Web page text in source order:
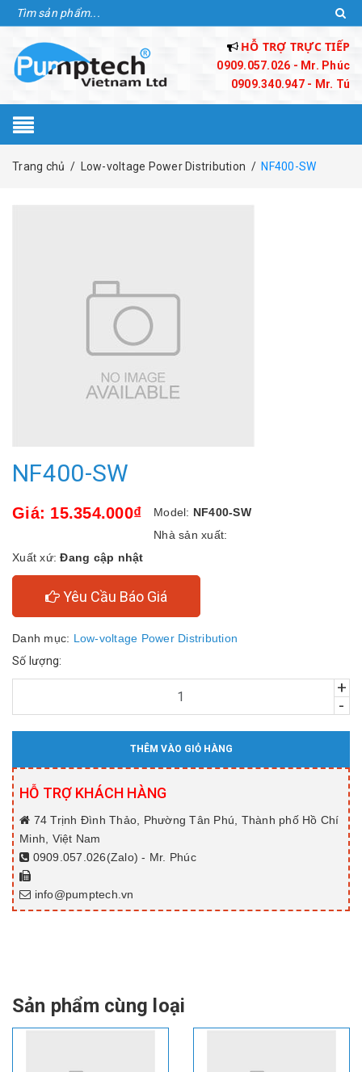
HỖ TRỢ TRỰC TIẾP
0909.057.026 - Mr. Phúc
0909.340.947 - Mr. Tú
Trang chủ / Low-voltage Power Distribution / NF400-SW
NF400-SW
Giá: 15.354.000₫ Model: NF400-SW
Nhà sản xuất:
Xuất xứ:Đang cập nhật
Yêu Cầu Báo Giá
Danh mục: Low-voltage Power Distribution
Số lượng:
+
-
THÊM VÀO GIỎ HÀNG
HỖ TRỢ KHÁCH HÀNG
74 Trịnh Đình Thảo, Phường Tân Phú, Thành phố Hồ Chí
Minh, Việt Nam
0909.057.026(Zalo) - Mr. Phúc
info@pumptech.vn
Sản phẩm cùng loại